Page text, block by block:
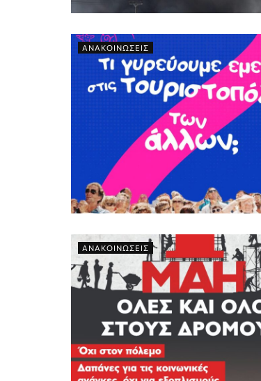
ΑΝΑΚΟΙΝΩΣΕΙΣ
ΑΝΑΚΟΙΝΩΣΕΙΣ